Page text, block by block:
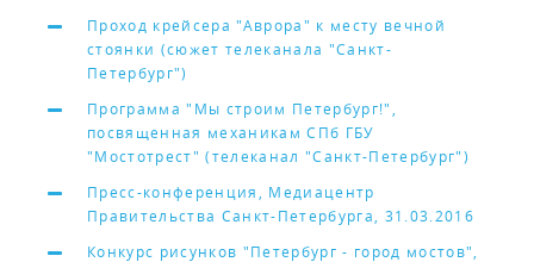
Проход крейсера "Аврора" к месту вечной
стоянки (сюжет телеканала "Санкт-
Петербург")
Программа "Мы строим Петербург!",
посвященная механикам СПб ГБУ
"Мостотрест" (телеканал "Санкт-Петербург")
Пресс-конференция, Медиацентр
Правительства Санкт-Петербурга, 31.03.2016
Конкурс рисунков "Петербург - город мостов",